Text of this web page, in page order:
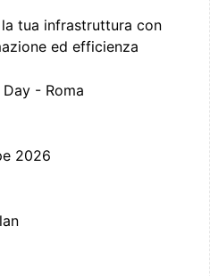
tua infrastruttura con
ed efficienza
- Roma
2026